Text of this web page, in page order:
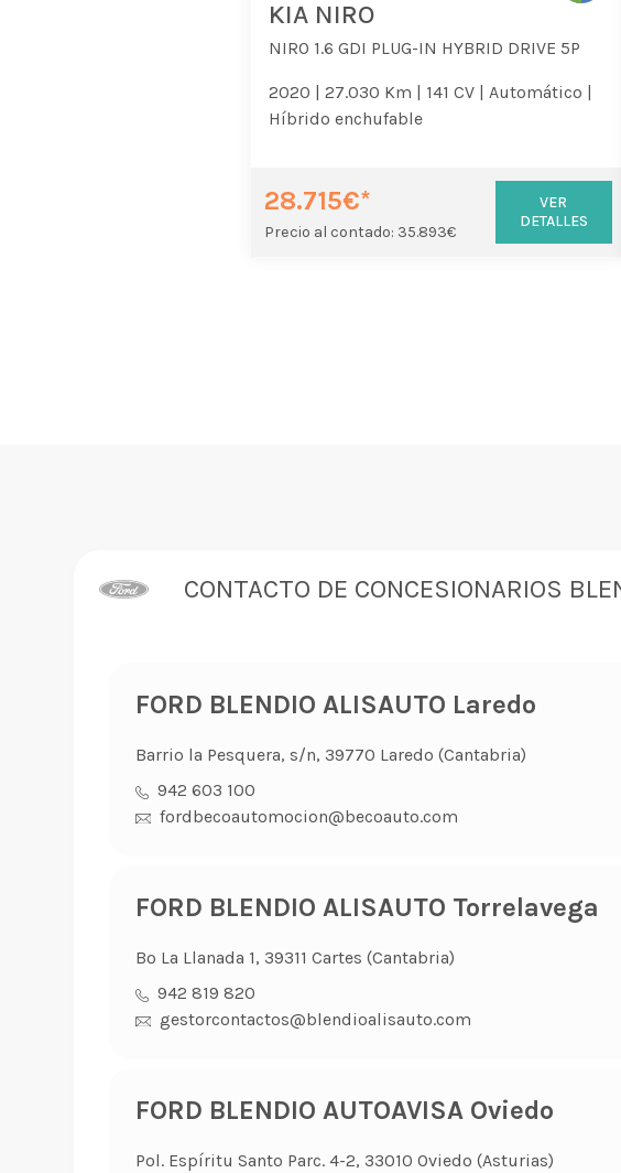
KIA NIRO
NIRO 1.6 GDI PLUG-IN HYBRID DRIVE 5P
2020 | 27.030 Km | 141 CV | Automático |
Híbrido enchufable
28.715€*
Precio al contado: 35.893€
VER
DETALLES
CONTACTO DE CONCESIONARIOS
FORD BLENDIO ALISAUTO Laredo
Barrio la Pesquera, s/n, 39770 Laredo (Cantabria)
942 603 100
fordbecoautomocion@becoauto.com
FORD BLENDIO ALISAUTO Torrelavega
Bº La Llanada 1, 39311 Cartes (Cantabria)
942 819 820
gestorcontactos@blendioalisauto.com
FORD BLENDIO AUTOAVISA Oviedo
Pol. Espíritu Santo Parc. 4-2, 33010 Oviedo (Asturias)